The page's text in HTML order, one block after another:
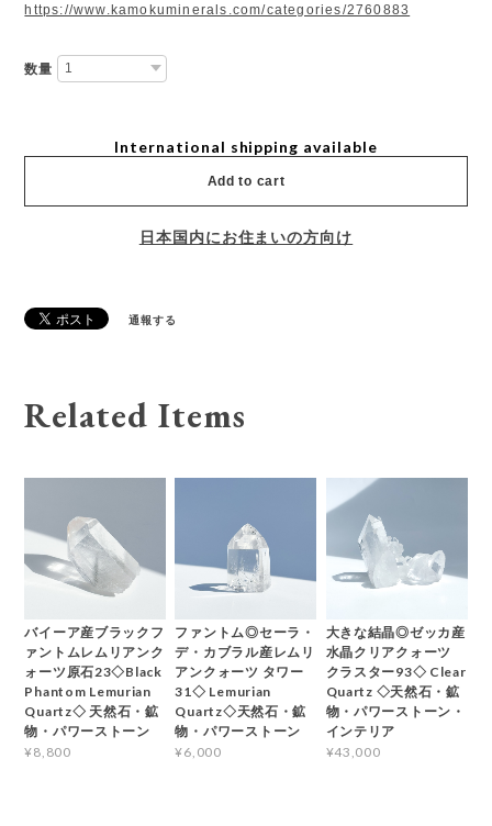
https://www.kamokuminerals.com/categories/2760883
数量
International shipping available
Add to cart
日本国内にお住まいの方向け
通報する
Related Items
バイーア産ブラックフ
ァントムレムリアンク
ォーツ原石23◇Black
Phantom Lemurian
Quartz◇ 天然石・鉱
物・パワーストーン
¥8,800
ファントム◎セーラ・
デ・カブラル産レムリ
アンクォーツ タワー
31◇ Lemurian
Quartz◇天然石・鉱
物・パワーストーン
¥6,000
大きな結晶◎ゼッカ産
水晶クリアクォーツ
クラスター93◇ Clear
Quartz ◇天然石・鉱
物・パワーストーン・
インテリア
¥43,000